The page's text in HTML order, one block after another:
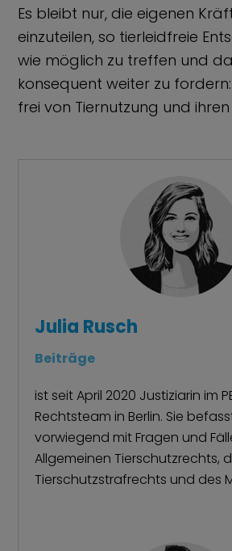
Es bleibt nur, die eigenen
einzuteilen, so tierleidfreie
wie möglich zu treffen und
konsequent weiter zu fordern:
frei von Tiernutzung und ihren
Julia Rusch
Beiträge
ist seit April 2020 Justiziarin im
Rechtsteam in Berlin. Sie
vorwiegend mit Fragen und
Allgemeinen Tierschutzrechts,
Tierschutzstrafrechts und des